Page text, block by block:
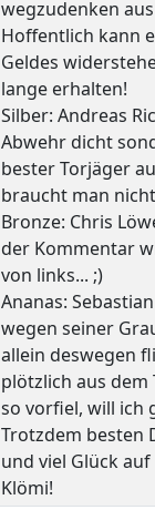
wegzudenken
Hoffentlich kann
Geldes
lange erhalten!
Silber: Andreas
Abwehr dicht
bester Torjäger
braucht man
Bronze: Chris
der Kommentar
von links... ;)
Ananas:
wegen seiner
allein deswegen
plötzlich aus dem
so vorfiel, will ich
Trotzdem besten
und viel Glück
Klömi!